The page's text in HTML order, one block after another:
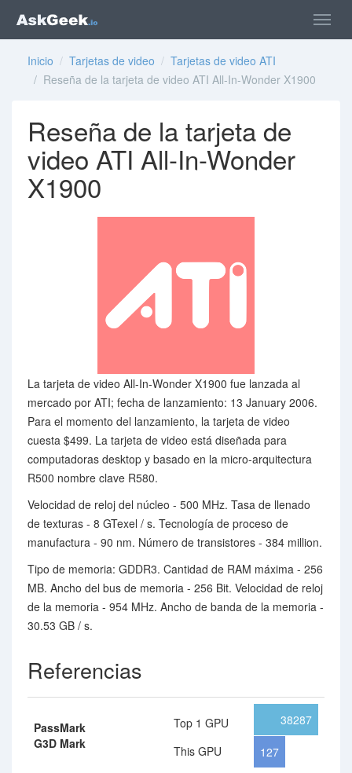
Inicio / Tarjetas de video / Tarjetas de video ATI
/ Reseña de la tarjeta de video ATI All-In-Wonder X1900
Reseña de la tarjeta de
video ATI All-In-Wonder
X1900
La tarjeta de video All-In-Wonder X1900 fue lanzada al
mercado por ATI; fecha de lanzamiento: 13 January 2006.
Para el momento del lanzamiento, la tarjeta de video
cuesta $499. La tarjeta de video está diseñada para
computadoras desktop y basado en la micro-arquitectura
R500 nombre clave R580.
Velocidad de reloj del núcleo - 500 MHz. Tasa de llenado
de texturas - 8 GTexel / s. Tecnología de proceso de
manufactura - 90 nm. Número de transistores - 384 million.
Tipo de memoria: GDDR3. Cantidad de RAM máxima - 256
MB. Ancho del bus de memoria - 256 Bit. Velocidad de reloj
de la memoria - 954 MHz. Ancho de banda de la memoria -
30.53 GB / s.
Referencias
PassMark
G3D Mark
Top 1 GPU
This GPU
38287
127